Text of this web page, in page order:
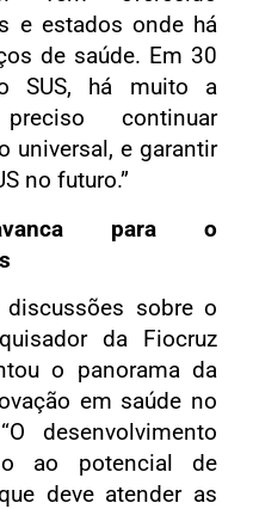
e estados onde há
de saúde. Em 30
SUS, há muito a
continuar
universal, e garantir
no futuro.”
para o
sobre o
da Fiocruz
o panorama da
em saúde no
desenvolvimento
ao potencial de
deve atender as